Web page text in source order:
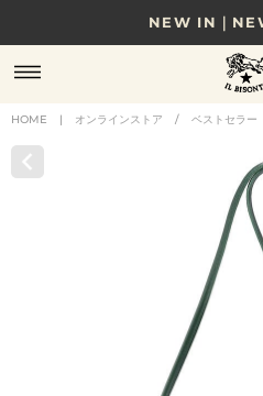
NEW IN｜
8/17(月)10時まで｜税込
贈る相手やシーンから選
NEW IN｜
HOME | オンラインストア / ベストセラー